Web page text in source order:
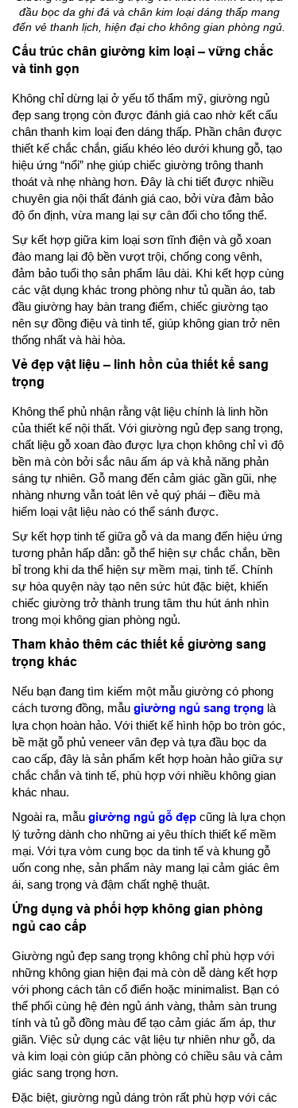
đầu bọc da ghi đá và chân kim loại dáng thấp mang
đến vẻ thanh lịch, hiện đại cho không gian phòng ngủ.
Cấu trúc chân giường kim loại – vững chắc
và tinh gọn
Không chỉ dừng lại ở yếu tố thẩm mỹ, giường ngủ
đẹp sang trọng còn được đánh giá cao nhờ kết cấu
chân thanh kim loại đen dáng thấp. Phần chân được
thiết kế chắc chắn, giấu khéo léo dưới khung gỗ, tạo
hiệu ứng “nổi” nhẹ giúp chiếc giường trông thanh
thoát và nhẹ nhàng hơn. Đây là chi tiết được nhiều
chuyên gia nội thất đánh giá cao, bởi vừa đảm bảo
độ ổn định, vừa mang lại sự cân đối cho tổng thể.
Sự kết hợp giữa kim loại sơn tĩnh điện và gỗ xoan
đào mang lại độ bền vượt trội, chống cong vênh,
đảm bảo tuổi thọ sản phẩm lâu dài. Khi kết hợp cùng
các vật dụng khác trong phòng như tủ quần áo, tab
đầu giường hay bàn trang điểm, chiếc giường tạo
nên sự đồng điệu và tinh tế, giúp không gian trở nên
thống nhất và hài hòa.
Vẻ đẹp vật liệu – linh hồn của thiết kế sang
trọng
Không thể phủ nhận rằng vật liệu chính là linh hồn
của thiết kế nội thất. Với giường ngủ đẹp sang trọng,
chất liệu gỗ xoan đào được lựa chọn không chỉ vì độ
bền mà còn bởi sắc nâu ấm áp và khả năng phản
sáng tự nhiên. Gỗ mang đến cảm giác gần gũi, nhẹ
nhàng nhưng vẫn toát lên vẻ quý phái – điều mà
hiếm loại vật liệu nào có thể sánh được.
Sự kết hợp tinh tế giữa gỗ và da mang đến hiệu ứng
tương phản hấp dẫn: gỗ thể hiện sự chắc chắn, bền
bỉ trong khi da thể hiện sự mềm mại, tinh tế. Chính
sự hòa quyện này tạo nên sức hút đặc biệt, khiến
chiếc giường trở thành trung tâm thu hút ánh nhìn
trong mọi không gian phòng ngủ.
Tham khảo thêm các thiết kế giường sang
trọng khác
Nếu bạn đang tìm kiếm một mẫu giường có phong
cách tương đồng, mẫu giường ngủ sang trọng là
lựa chọn hoàn hảo. Với thiết kế hình hộp bo tròn góc,
bề mặt gỗ phủ veneer vân đẹp và tựa đầu bọc da
cao cấp, đây là sản phẩm kết hợp hoàn hảo giữa sự
chắc chắn và tinh tế, phù hợp với nhiều không gian
khác nhau.
Ngoài ra, mẫu giường ngủ gỗ đẹp cũng là lựa chọn
lý tưởng dành cho những ai yêu thích thiết kế mềm
mại. Với tựa vòm cung bọc da tinh tế và khung gỗ
uốn cong nhẹ, sản phẩm này mang lại cảm giác êm
ái, sang trọng và đậm chất nghệ thuật.
Ứng dụng và phối hợp không gian phòng
ngủ cao cấp
Giường ngủ đẹp sang trọng không chỉ phù hợp với
những không gian hiện đại mà còn dễ dàng kết hợp
với phong cách tân cổ điển hoặc minimalist. Bạn có
thể phối cùng hệ đèn ngủ ánh vàng, thảm sàn trung
tính và tủ gỗ đồng màu để tạo cảm giác ấm áp, thư
giãn. Việc sử dụng các vật liệu tự nhiên như gỗ, da
và kim loại còn giúp căn phòng có chiều sâu và cảm
giác sang trọng hơn.
Đặc biệt, giường ngủ dáng tròn rất phù hợp với các